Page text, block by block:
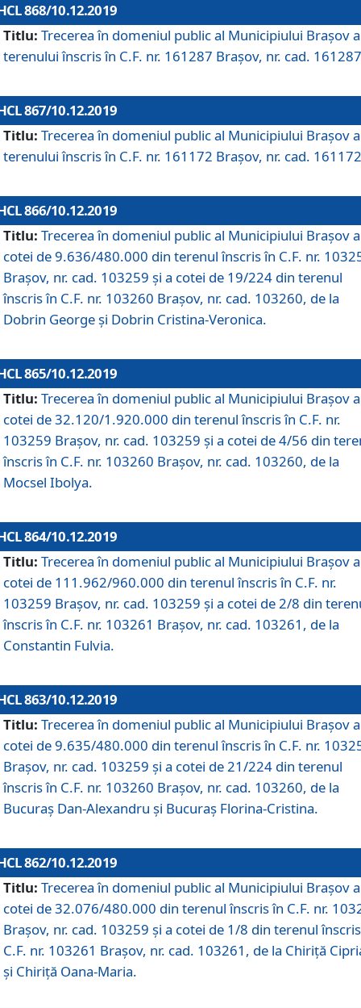
868/10.12.2019
Titlu: Trecerea în domeniul public al Municipiului Braşov a
terenului înscris în C.F. nr. 161287 Brașov, nr. cad.
867/10.12.2019
Titlu: Trecerea în domeniul public al Municipiului Braşov a
terenului înscris în C.F. nr. 161172 Brașov, nr. cad.
866/10.12.2019
Titlu: Trecerea în domeniul public al Municipiului Braşov a
cotei de 9.636/480.000 din terenul înscris în C.F. nr.
Brașov, nr. cad. 103259 și a cotei de 19/224 din terenul
înscris în C.F. nr. 103260 Brașov, nr. cad. 103260, de la
Dobrin George și Dobrin Cristina-Veronica.
865/10.12.2019
Titlu: Trecerea în domeniul public al Municipiului Braşov a
cotei de 32.120/1.920.000 din terenul înscris în C.F. nr.
103259 Brașov, nr. cad. 103259 și a cotei de 4/56 din
înscris în C.F. nr. 103260 Brașov, nr. cad. 103260, de la
Mocsel Ibolya.
864/10.12.2019
Titlu: Trecerea în domeniul public al Municipiului Braşov a
cotei de 111.962/960.000 din terenul înscris în C.F. nr.
103259 Brașov, nr. cad. 103259 și a cotei de 2/8 din
înscris în C.F. nr. 103261 Brașov, nr. cad. 103261, de la
Constantin Fulvia.
863/10.12.2019
Titlu: Trecerea în domeniul public al Municipiului Braşov a
cotei de 9.635/480.000 din terenul înscris în C.F. nr.
Brașov, nr. cad. 103259 și a cotei de 21/224 din terenul
înscris în C.F. nr. 103260 Brașov, nr. cad. 103260, de la
Bucuraș Dan-Alexandru și Bucuraș Florina-Cristina.
862/10.12.2019
Titlu: Trecerea în domeniul public al Municipiului Braşov a
cotei de 32.076/480.000 din terenul înscris în C.F. nr.
Brașov, nr. cad. 103259 și a cotei de 1/8 din terenul
C.F. nr. 103261 Brașov, nr. cad. 103261, de la Chiriță
și Chiriță Oana-Maria.